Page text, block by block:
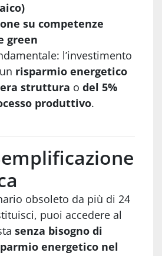
su competenze
green
l’investimento
risparmio energetico
struttura o del 5%
produttivo.
obsoleto da più di 24
puoi accedere al
senza bisogno di
energetico nel